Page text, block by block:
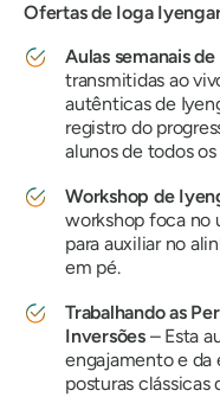
Ofertas de Ioga
Aulas semanais
transmitidas ao
autênticas de
registro do
alunos de todos os
Workshop de
workshop foca no
para auxiliar no
em pé.
Trabalhando as
Inversões– Esta
engajamento e da
posturas clássicas